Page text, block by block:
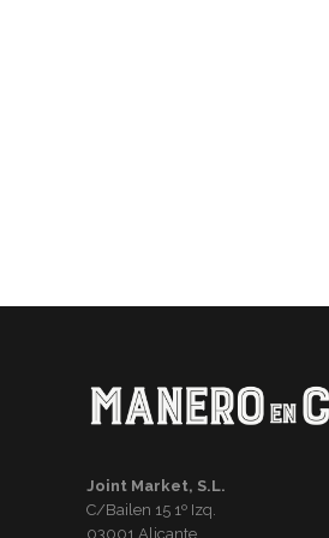
Joint Market, S.L.
C/Bailen 15 1º Izq.
03001 Alicante